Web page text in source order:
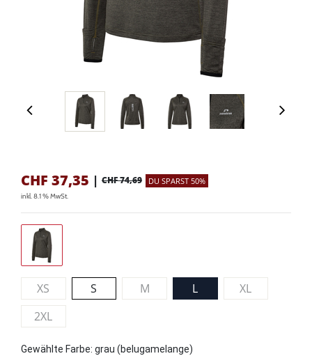
CHF 37,35 | CHF 74,69 DU SPARST 50%
inkl. 8.1 % MwSt.
XS S M L
XL
2XL
Gewählte Farbe: grau (belugamelange)